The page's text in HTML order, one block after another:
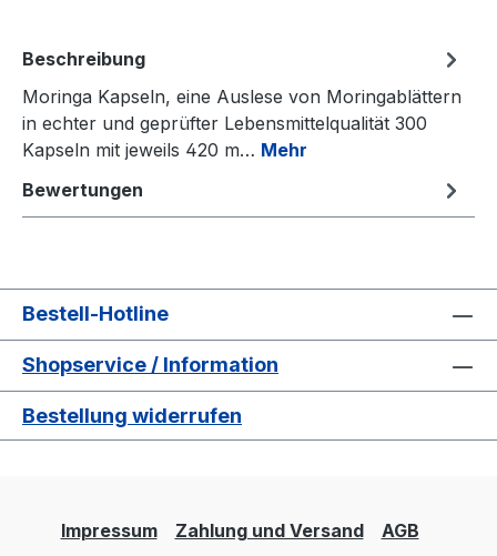
Beschreibung
Moringa Kapseln, eine Auslese von Moringablättern
in echter und geprüfter Lebensmittelqualität 300
Kapseln mit jeweils 420 m… Mehr
Bewertungen
Bestell-Hotline
Shopservice / Information
Bestellung widerrufen
Impressum Zahlung und Versand AGB